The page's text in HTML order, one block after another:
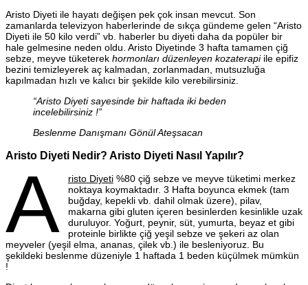
Aristo Diyeti ile hayatı değişen pek çok insan mevcut. Son
zamanlarda televizyon haberlerinde de sıkça gündeme gelen “Aristo
Diyeti ile 50 kilo verdi” vb. haberler bu diyeti daha da popüler bir
hale gelmesine neden oldu. Aristo Diyetinde 3 hafta tamamen çiğ
sebze, meyve tüketerek hormonları düzenleyen kozaterapiile epifiz
bezini temizleyerek aç kalmadan, zorlanmadan, mutsuzluğa
kapılmadan hızlı ve kalıcı bir şekilde kilo verebilirsiniz.
“Aristo Diyeti sayesinde bir haftada iki beden
incelebilirsiniz !”
Beslenme Danışmanı Gönül Ateşsacan
Aristo Diyeti Nedir? Aristo Diyeti Nasıl Yapılır?
A risto Diyeti%80 çiğ sebze ve meyve tüketimi merkez
noktaya koymaktadır. 3 Hafta boyunca ekmek (tam
buğday, kepekli vb. dahil olmak üzere), pilav,
makarna gibi gluten içeren besinlerden kesinlikle uzak
duruluyor. Yoğurt, peynir, süt, yumurta, beyaz et gibi
proteinle birlikte çiğ yeşil sebze ve şekeri az olan
meyveler (yeşil elma, ananas, çilek vb.) ile besleniyoruz. Bu
şekildeki beslenme düzeniyle 1 haftada 1 beden küçülmek mümkün
!